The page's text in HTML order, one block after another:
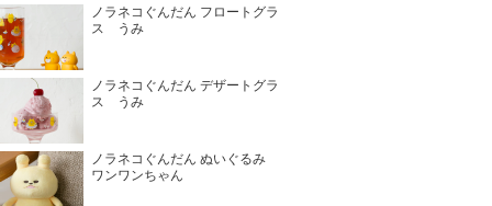
ノラネコぐんだん フロートグラ
ス うみ
ノラネコぐんだん デザートグラ
ス うみ
ノラネコぐんだん ぬいぐるみ
ワンワンちゃん